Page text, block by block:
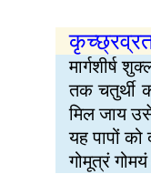
मार्गशीर्ष
तक चतुर्थी
मिल जाय
यह पापों
गोमूत्रं